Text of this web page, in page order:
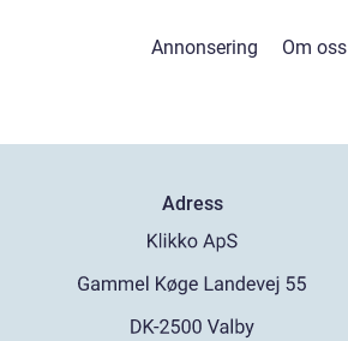
Annonsering Om oss
Adress